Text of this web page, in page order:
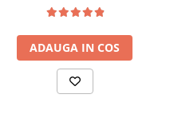
ADAUGA IN COS